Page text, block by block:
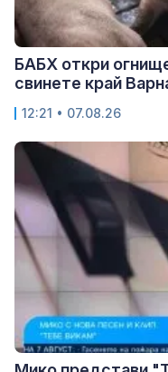
БАБХ откри
свинете край
12:21 • 07.08.26